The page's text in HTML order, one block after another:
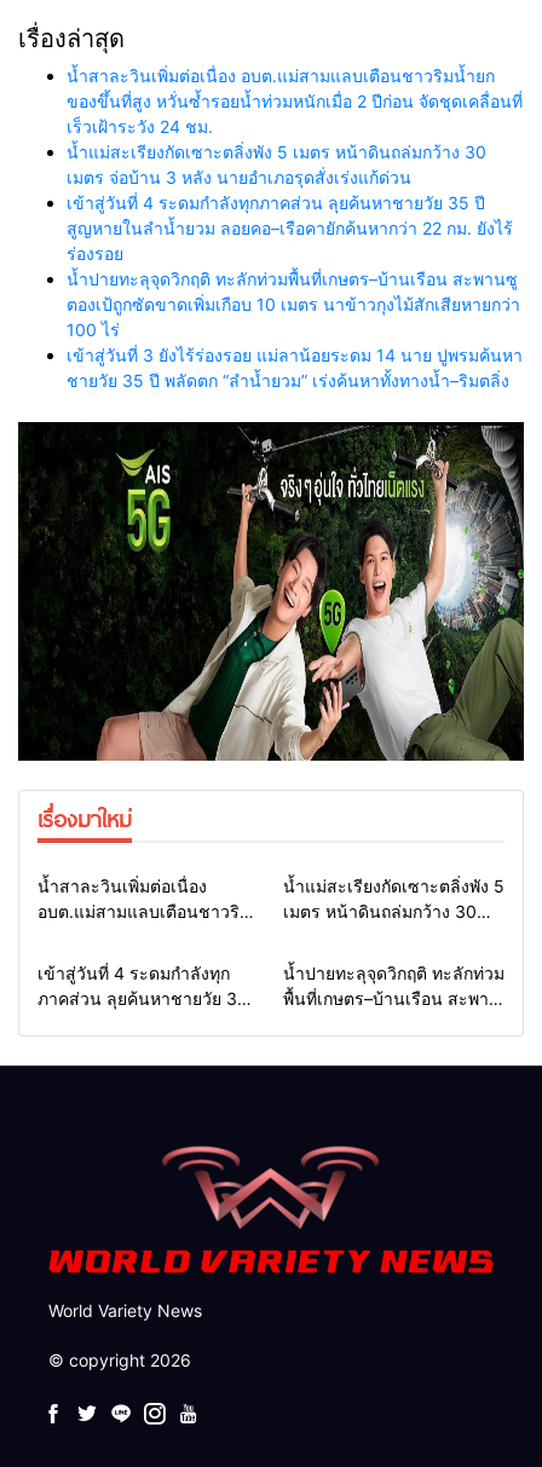
เรื่องล่าสุด
น้ำสาละวินเพิ่มต่อเนื่อง อบต.แม่สามแลบเตือนชาวริมน้ำยก
ของขึ้นที่สูง หวั่นซ้ำรอยน้ำท่วมหนักเมื่อ 2 ปีก่อน จัดชุดเคลื่อนที่
เร็วเฝ้าระวัง 24 ชม.
น้ำแม่สะเรียงกัดเซาะตลิ่งพัง 5 เมตร หน้าดินถล่มกว้าง 30
เมตร จ่อบ้าน 3 หลัง นายอำเภอรุดสั่งเร่งแก้ด่วน
เข้าสู่วันที่ 4 ระดมกำลังทุกภาคส่วน ลุยค้นหาชายวัย 35 ปี
สูญหายในลำน้ำยวม ลอยคอ–เรือคายักค้นหากว่า 22 กม. ยังไร้
ร่องรอย
น้ำปายทะลุจุดวิกฤติ ทะลักท่วมพื้นที่เกษตร–บ้านเรือน สะพานซู
ตองเป้ถูกซัดขาดเพิ่มเกือบ 10 เมตร นาข้าวกุงไม้สักเสียหายกว่า
100 ไร่
เข้าสู่วันที่ 3 ยังไร้ร่องรอย แม่ลาน้อยระดม 14 นาย ปูพรมค้นหา
ชายวัย 35 ปี พลัดตก “ลำน้ำยวม” เร่งค้นหาทั้งทางน้ำ–ริมตลิ่ง
เรื่องมาใหม่
Home รอบรั้วทั่วไทย
น้ำสาละวินเพิ่มต่อเนื่อง
อบต.แม่สามแลบเตือนชาวริม
น้ำท่วมหนักเมื่อ 2 ปีก่อน จัด
ชุดเคลื่อนที่เร็วเฝ้าระวัง 24
Home รอบรั้วทั่วไทย
น้ำแม่สะเรียงกัดเซาะตลิ่งพัง 5
เมตร หน้าดินถล่มกว้าง 30
อำเภอรุดสั่งเร่งแก้ด่วน
Home รอบรั้วทั่วไทย
เข้าสู่วันที่ 4 ระดมกำลังทุก
ภาคส่วน ลุยค้นหาชายวัย 35
Home รอบรั้วทั่วไทย
น้ำปายทะลุจุดวิกฤติ ทะลักท่วม
พื้นที่เกษตร–บ้านเรือน สะพาน
World Variety News
© copyright 2026